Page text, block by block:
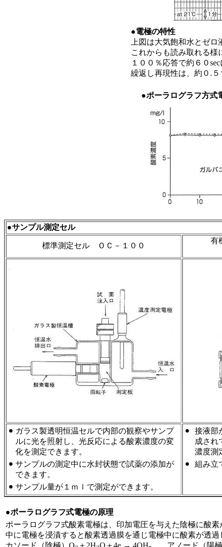
●電極の特性
上図は大気飽和水とゼ
これからも読み取れる様
１００％応答で約６０
繰返し再現性は、約０.
●ポーラログラフ方式
●サンプル測定セル
標準測定セル ＯＣ－１００
有
● ガラス製透明恒温セルで内部の観察やサンプ
ルに光を照射し、光反応による酸素濃度の変
化を測定できます。
● サンプルの測定中に水封状態で試薬の添加が
できます。
● サンプル量が１ｍｌで測定ができます。
●
接液部
成され
濃度測
●
組み立
●ポーラログラフ式電極の原理
ポーラログラフ式酸素電極は、印加電圧を与えた陰極に酸
中に電極を浸漬すると酸素透過膜を通じ電極中に酸素が透
カソード（陰極）O
＋2H O＋4e → 4OH- アノード（陽極